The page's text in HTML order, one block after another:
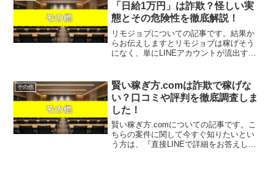
「日給1万円」は詐欺？怪しい実
態とその危険性を徹底解説！
リモジョブについての記事です。結果か
らお伝えしますとリモジョブは稼げそう
になく、単にLINEアカウントが流出する
インターネット広告で頻繁に見かけるよ
うになった「リモジ...
その他
賢い稼ぎ方.comは詐欺で稼げな
い？口コミや評判を徹底調査しま
した！
賢い稼ぎ方.comについての記事です。こ
ちらの案件に関して今すぐ知りたいとい
う方は、『直接LINEで詳細をお答えしま